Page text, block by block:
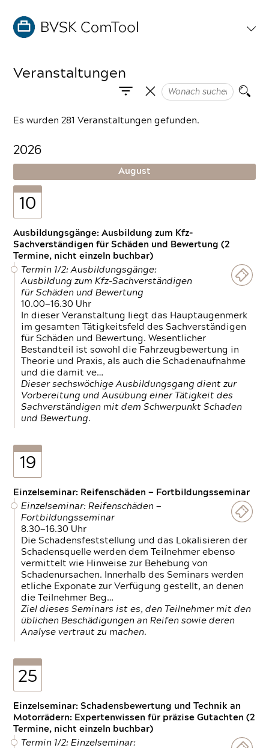
Veranstaltungen
Es wurden 281 Veranstaltungen gefunden.
2026
August
10
Ausbildungsgänge: Ausbildung zum Kfz-
Sachverständigen für Schäden und Bewertung (2
Termine, nicht einzeln buchbar)
Termin 1/2: Ausbildungsgänge:
Ausbildung zum Kfz-Sachverständigen
für Schäden und Bewertung
10.00—16.30 Uhr
In dieser Veranstaltung liegt das Hauptaugenmerk
im gesamten Tätigkeitsfeld des Sachverständigen
für Schäden und Bewertung. Wesentlicher
Bestandteil ist sowohl die Fahrzeugbewertung in
Theorie und Praxis, als auch die Schadenaufnahme
und die damit ve…
Dieser sechswöchige Ausbildungsgang dient zur
Vorbereitung und Ausübung einer Tätigkeit des
Sachverständigen mit dem Schwerpunkt Schaden
und Bewertung.
19
Einzelseminar: Reifenschäden — Fortbildungsseminar
Einzelseminar: Reifenschäden —
Fortbildungsseminar
8.30—16.30 Uhr
Die Schadensfeststellung und das Lokalisieren der
Schadensquelle werden dem Teilnehmer ebenso
vermittelt wie Hinweise zur Behebung von
Schadenursachen. Innerhalb des Seminars werden
etliche Exponate zur Verfügung gestellt, an denen
die Teilnehmer Beg…
Ziel dieses Seminars ist es, den Teilnehmer mit den
üblichen Beschädigungen an Reifen sowie deren
Analyse vertraut zu machen.
25
Einzelseminar: Schadensbewertung und Technik an
Motorrädern: Expertenwissen für präzise Gutachten (2
Termine, nicht einzeln buchbar)
Termin 1/2: Einzelseminar: